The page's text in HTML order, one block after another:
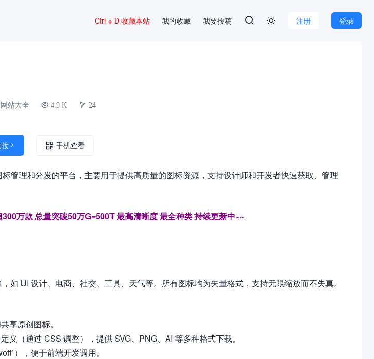
登录
注册

我的收藏 我要投稿
Ctrl + D 收藏本站
站大全 4.9 K 24
 手机查看
管理和分发的平台，主要用于提供高质量的图标资源，支持设计师和开发者快速获取、管理
万款 总量突破50万G=500T 最高清晰度 最全种类 持续更新中~~
如 UI 设计、电商、社交、工具、天气等。所有图标均为矢量格式，支持无限缩放而不失真。
享原创图标。
（通过 CSS 调整），提供 SVG、PNG、AI 等多种格式下载。
），便于前端开发调用。